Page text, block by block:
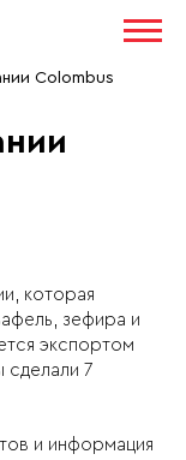
Colombus
которая
зефира и
экспортом
сделали 7
и информация